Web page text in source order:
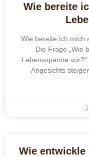
Wie bereite
Wie bereite ich mich
Die Frage „Wie
Lebensspanne
Angesichts
Wie